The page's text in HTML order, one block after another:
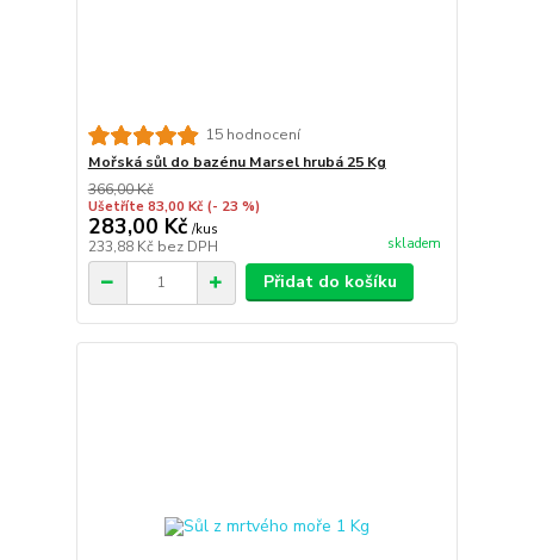
15 hodnocení
Mořská sůl do bazénu Marsel hrubá 25 Kg
366,00 Kč
Ušetříte 83,00 Kč (- 23 %)
283,00 Kč /kus
233,88 Kč bez DPH skladem
Přidat do košíku